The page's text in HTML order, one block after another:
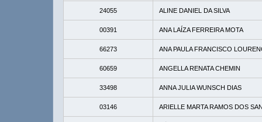
24055 ALINE DANIEL DA SILVA
00391 ANA LAÍZA FERREIRA MOTA
66273 ANA PAULA FRANCISCO
60659 ANGELLA RENATA CHEMIN
33498 ANNA JULIA WUNSCH DIAS
03146 ARIELLE MARTA RAMOS DOS